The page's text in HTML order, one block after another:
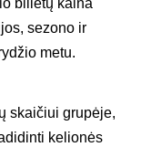
bilietų kaina
sezono ir
metu.
skaičiui grupėje,
kelionės